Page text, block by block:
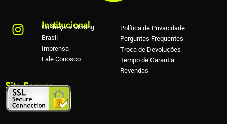
Institucional
Conheça a Moving
Brasil
Imprensa
Fale Conosco
Política de Privacidade
Perguntas Frequentes
Troca de Devoluções
Tempo de Garantia
Revendas
Site Seguro